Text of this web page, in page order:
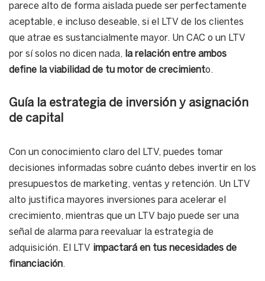
parece alto de forma aislada puede ser perfectamente
aceptable, e incluso deseable, si el LTV de los clientes
que atrae es sustancialmente mayor. Un CAC o un LTV
por sí solos no dicen nada, la relación entre ambos
define la viabilidad de tu motor de crecimiento.
Guía la estrategia de inversión y asignación
de capital
Con un conocimiento claro del LTV, puedes tomar
decisiones informadas sobre cuánto debes invertir en los
presupuestos de marketing, ventas y retención. Un LTV
alto justifica mayores inversiones para acelerar el
crecimiento, mientras que un LTV bajo puede ser una
señal de alarma para reevaluar la estrategia de
adquisición. El LTV impactará en tus necesidades de
financiación.